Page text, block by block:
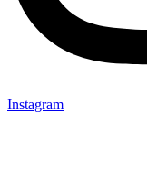
Instagram